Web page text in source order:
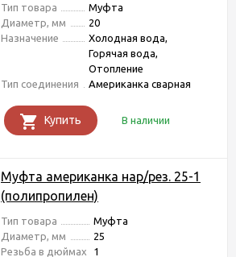
Тип товара
Муфта
Диаметр, мм
20
Назначение
Холодная вода,
Горячая вода,
Отопление
Тип соединения
Американка сварная
Купить В наличии
Муфта американка нар/рез. 25-1
(полипропилен)
Тип товара
Муфта
Диаметр, мм
25
Резьба в дюймах
1